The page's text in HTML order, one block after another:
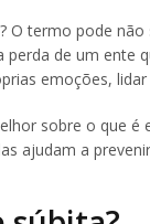
O termo pode
de um ente
emoções,
sobre o que
ajudam a